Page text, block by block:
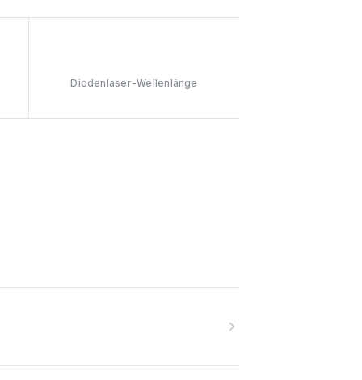
Diodenlaser-Wellenlänge